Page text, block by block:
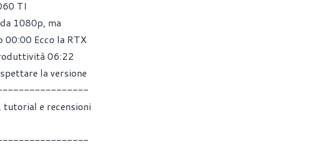
TI
1080p, ma
00:00 Ecco la RTX
06:22
la versione
-------------------
e recensioni